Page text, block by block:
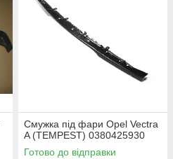
Смужка під фари Opel Vectra
A (TEMPEST) 0380425930
Готово до відправки